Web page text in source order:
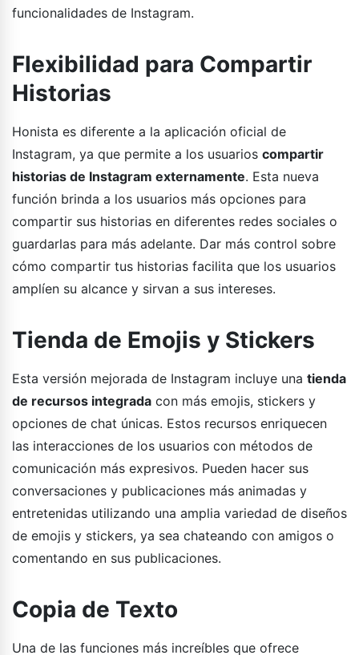
funcionalidades de Instagram.
Flexibilidad para Compartir
Historias
Honista es diferente a la aplicación oficial de
Instagram, ya que permite a los usuarios compartir
historias de Instagram externamente. Esta nueva
función brinda a los usuarios más opciones para
compartir sus historias en diferentes redes sociales o
guardarlas para más adelante. Dar más control sobre
cómo compartir tus historias facilita que los usuarios
amplíen su alcance y sirvan a sus intereses.
Tienda de Emojis y Stickers
Esta versión mejorada de Instagram incluye una tienda
de recursos integrada con más emojis, stickers y
opciones de chat únicas. Estos recursos enriquecen
las interacciones de los usuarios con métodos de
comunicación más expresivos. Pueden hacer sus
conversaciones y publicaciones más animadas y
entretenidas utilizando una amplia variedad de diseños
de emojis y stickers, ya sea chateando con amigos o
comentando en sus publicaciones.
Copia de Texto
Una de las funciones más increíbles que ofrece